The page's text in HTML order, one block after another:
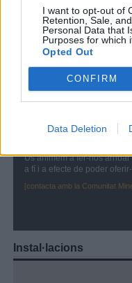
I want to opt-out of
Retention, Sale,
Personal Data that
Purposes for which
Opted Out
CONFIRM
Data Deletion
Tarifes
Reglament servei
Preguntes més
Contacte
Us animem a fer-nos
a fí i a efecte de poder
[contacta amb la Comunitat
Instal·lacions